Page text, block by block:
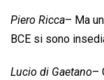
Piero Ricca– Ma
BCE si sono
Lucio di Gaetano–